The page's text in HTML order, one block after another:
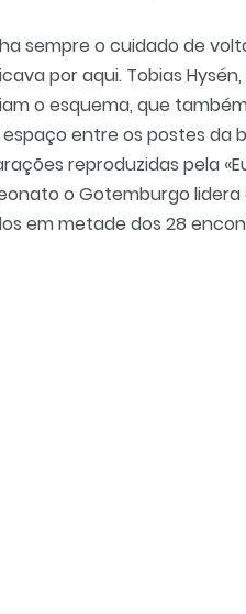
sempre o cuidado de
por aqui. Tobias
o esquema, que
entre os postes da
reproduzidas pela
o Gotemburgo
em metade dos 28